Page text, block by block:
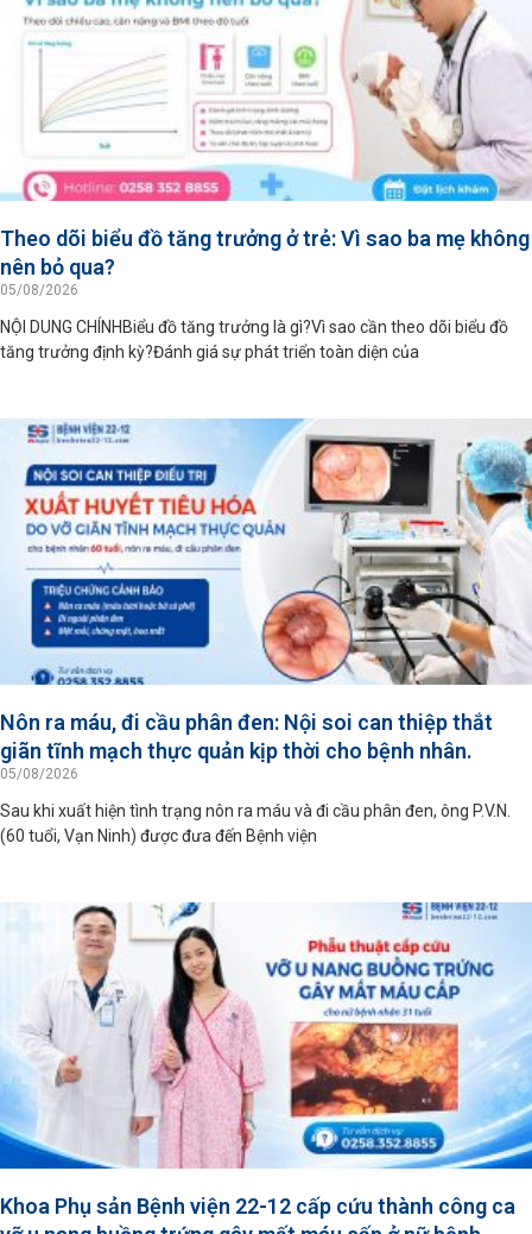
Theo dõi biểu đồ tăng trưởng ở trẻ: Vì sao ba mẹ không
nên bỏ qua?
05/08/2026
NỘI DUNG CHÍNHBiểu đồ tăng trưởng là gì?Vì sao cần theo dõi biểu đồ
tăng trưởng định kỳ?Đánh giá sự phát triển toàn diện của
Nôn ra máu, đi cầu phân đen: Nội soi can thiệp thắt
giãn tĩnh mạch thực quản kịp thời cho bệnh nhân.
05/08/2026
Sau khi xuất hiện tình trạng nôn ra máu và đi cầu phân đen, ông P.V.N.
(60 tuổi, Vạn Ninh) được đưa đến Bệnh viện
Khoa Phụ sản Bệnh viện 22-12 cấp cứu thành công ca